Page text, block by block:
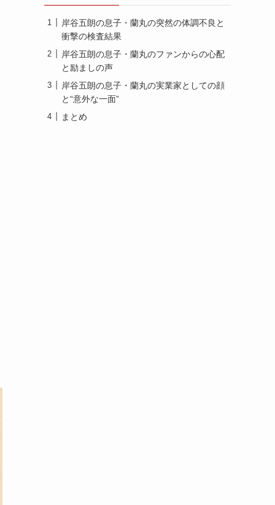
岸谷五朗の息子・蘭丸の突然の体調不良と
衝撃の検査結果
岸谷五朗の息子・蘭丸のファンからの心配
と励ましの声
岸谷五朗の息子・蘭丸の実業家としての顔
と“意外な一面”
まとめ